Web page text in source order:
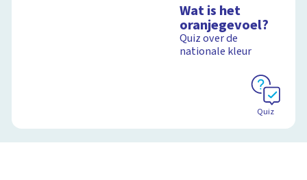
Wat is het
oranjegevoel?
Quiz over de
nationale kleur
Quiz